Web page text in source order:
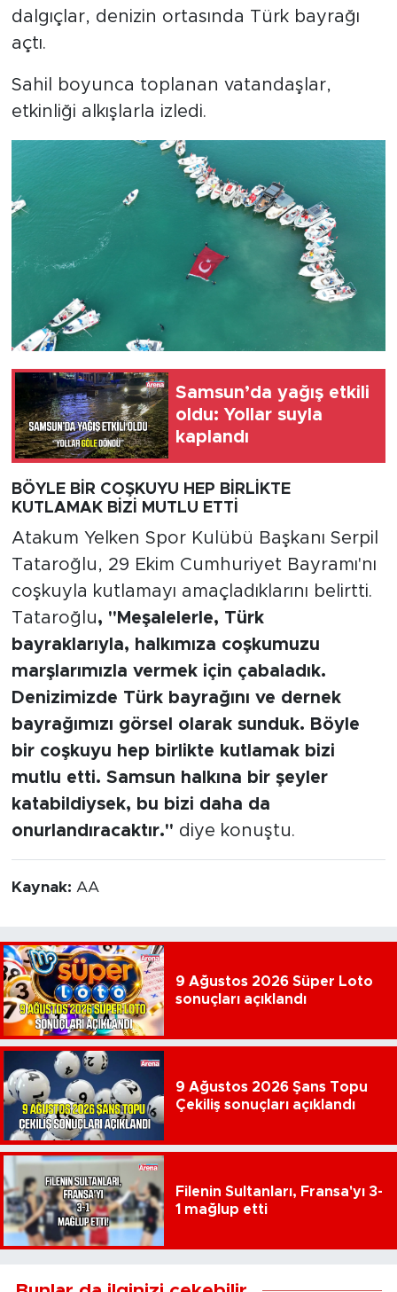
dalgıçlar, denizin ortasında Türk bayrağı
açtı.
Sahil boyunca toplanan vatandaşlar,
etkinliği alkışlarla izledi.
Samsun’da yağış etkili
oldu: Yollar suyla
kaplandı
BÖYLE BİR COŞKUYU HEP BİRLİKTE
KUTLAMAK BİZİ MUTLU ETTİ
Atakum Yelken Spor Kulübü Başkanı Serpil
Tataroğlu, 29 Ekim Cumhuriyet Bayramı'nı
coşkuyla kutlamayı amaçladıklarını belirtti.
Tataroğlu, "Meşalelerle, Türk
bayraklarıyla, halkımıza coşkumuzu
marşlarımızla vermek için çabaladık.
Denizimizde Türk bayrağını ve dernek
bayrağımızı görsel olarak sunduk. Böyle
bir coşkuyu hep birlikte kutlamak bizi
mutlu etti. Samsun halkına bir şeyler
katabildiysek, bu bizi daha da
onurlandıracaktır." diye konuştu.
Kaynak: AA
9 Ağustos 2026 Süper Loto
sonuçları açıklandı
9 Ağustos 2026 Şans Topu
Çekiliş sonuçları açıklandı
Filenin Sultanları, Fransa'yı 3-
1 mağlup etti